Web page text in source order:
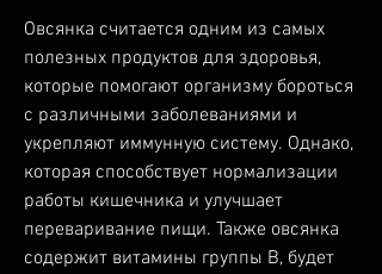
Овсянка считается одним из самых
полезных продуктов для здоровья,
которые помогают организму бороться
с различными заболеваниями и
укрепляют иммунную систему. Однако,
которая способствует нормализации
работы кишечника и улучшает
переваривание пищи. Также овсянка
содержит витамины группы В, будет